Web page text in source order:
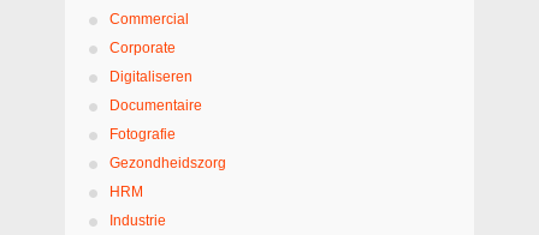
Commercial
Corporate
Digitaliseren
Documentaire
Fotografie
Gezondheidszorg
HRM
Industrie